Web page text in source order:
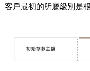
客戶最初的所屬級別是